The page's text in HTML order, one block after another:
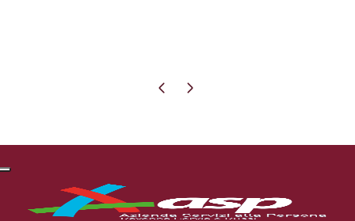
Pagina precedente
Pagina successiva